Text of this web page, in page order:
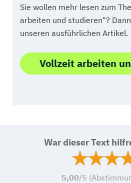
Sie wollen mehr lesen zum
arbeiten und studieren"?
unseren ausführlichen Artikel.
Vollzeit arbeiten
War dieser Text
5,00/5